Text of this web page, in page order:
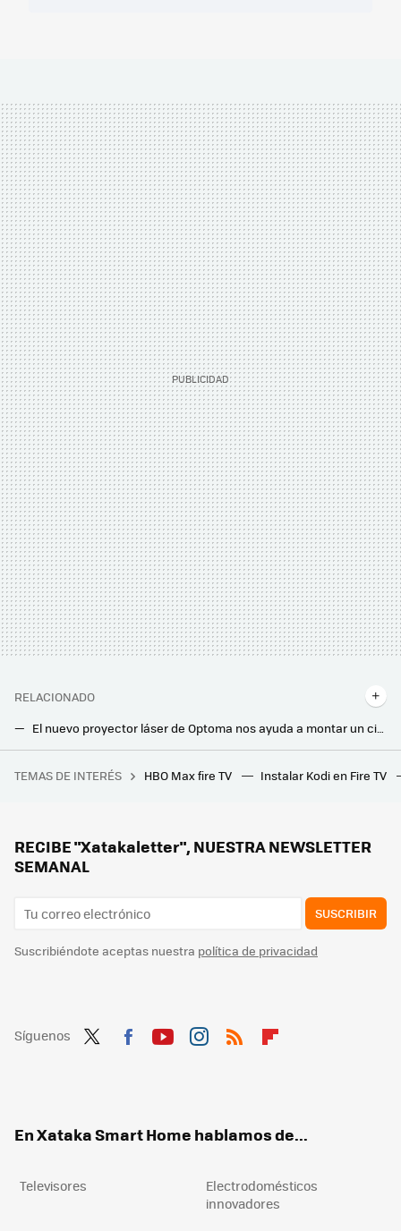
RELACIONADO
El nuevo proyector láser de Optoma nos ayuda a montar un cine en casa de altura sin usar una Smart TV
El nuevo proyector láser multimedia 4K de LG promete hasta 120 pulgadas, sin instalación y con plataforma Smart TV integrada
Este anime de astronautas ostenta un récord loco e imbatible: tener el primer diálogo en una obra de ficción grabada desde la Estación Espacial Internacional
TEMAS DE INTERÉS HBO Max fire TV Instalar Kodi en Fire TV
RECIBE "Xatakaletter", NUESTRA NEWSLETTER
SEMANAL
SUSCRIBIR
Suscribiéndote aceptas nuestra política de privacidad
Síguenos
En Xataka Smart Home hablamos de...
Televisores
Electrodomésticos
innovadores